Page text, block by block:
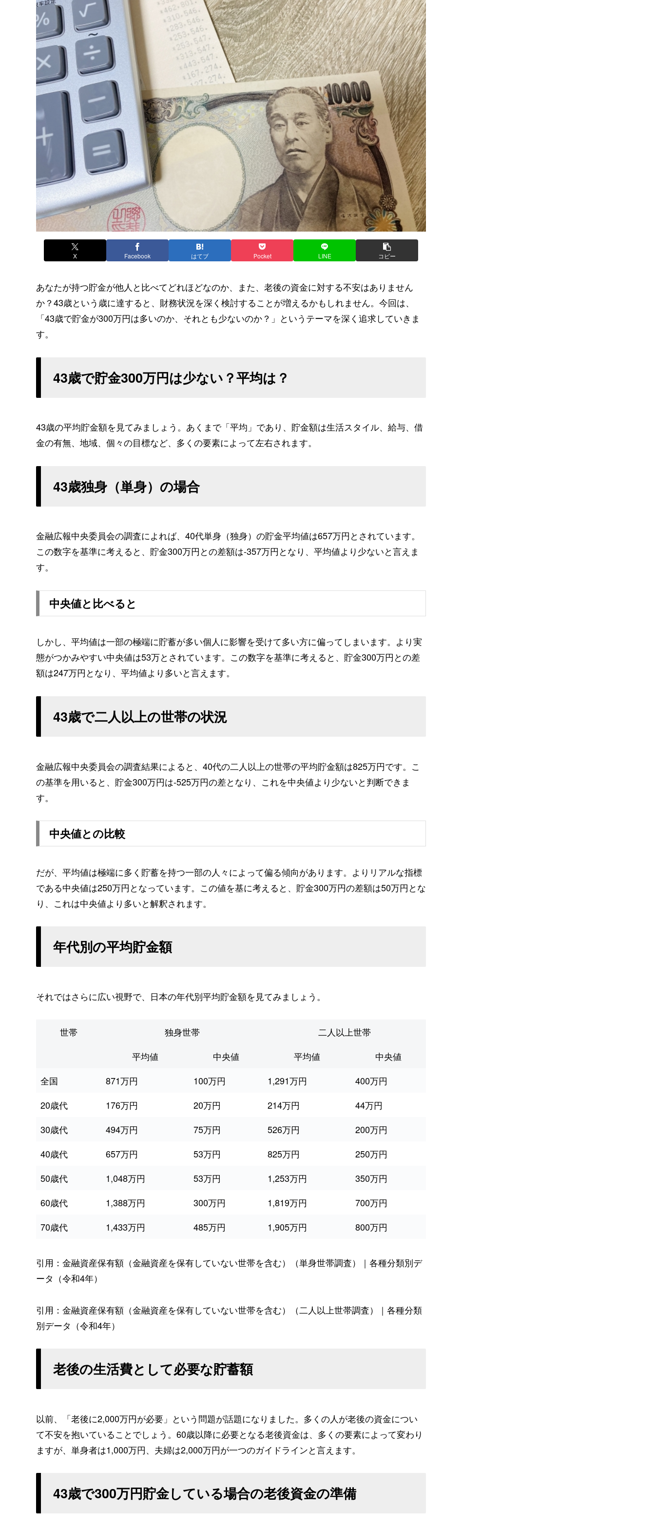
X Facebook はてブ Pocket LINE コピー
あなたが持つ貯金が他人と比べてどれほどなのか、また、老後の資金に対する不安はありません
か？43歳という歳に達すると、財務状況を深く検討することが増えるかもしれません。今回は、
「43歳で貯金が300万円は多いのか、それとも少ないのか？」というテーマを深く追求していきま
す。
43歳で貯金300万円は少ない？平均は？
43歳の平均貯金額を見てみましょう。あくまで「平均」であり、貯金額は生活スタイル、給与、借
金の有無、地域、個々の目標など、多くの要素によって左右されます。
43歳独身（単身）の場合
金融広報中央委員会の調査によれば、40代単身（独身）の貯金平均値は657万円とされています。
この数字を基準に考えると、貯金300万円との差額は-357万円となり、平均値より少ないと言えま
す。
中央値と比べると
しかし、平均値は一部の極端に貯蓄が多い個人に影響を受けて多い方に偏ってしまいます。より実
態がつかみやすい中央値は53万とされています。この数字を基準に考えると、貯金300万円との差
額は247万円となり、平均値より多いと言えます。
43歳で二人以上の世帯の状況
金融広報中央委員会の調査結果によると、40代の二人以上の世帯の平均貯金額は825万円です。こ
の基準を用いると、貯金300万円は-525万円の差となり、これを中央値より少ないと判断できま
す。
中央値との比較
だが、平均値は極端に多く貯蓄を持つ一部の人々によって偏る傾向があります。よりリアルな指標
である中央値は250万円となっています。この値を基に考えると、貯金300万円の差額は50万円とな
り、これは中央値より多いと解釈されます。
年代別の平均貯金額
それではさらに広い視野で、日本の年代別平均貯金額を見てみましょう。
世帯 独身世帯
二人以上世帯
平均値
中央値 平均値
中央値
全国
871万円 100万円 1,291万円
400万円
20歳代
176万円 20万円 214万円
44万円
30歳代
494万円 75万円 526万円
200万円
40歳代
657万円 53万円 825万円
250万円
50歳代
1,048万円 53万円 1,253万円
350万円
60歳代
1,388万円 300万円 1,819万円
700万円
70歳代
1,433万円 485万円 1,905万円 800万円
引用：金融資産保有額（金融資産を保有していない世帯を含む）（単身世帯調査）｜各種分類別デ
ータ（令和4年）
引用：金融資産保有額（金融資産を保有していない世帯を含む）（二人以上世帯調査）｜各種分類
別データ（令和4年）
老後の生活費として必要な貯蓄額
以前、「老後に2,000万円が必要」という問題が話題になりました。多くの人が老後の資金につい
て不安を抱いていることでしょう。60歳以降に必要となる老後資金は、多くの要素によって変わり
ますが、単身者は1,000万円、夫婦は2,000万円が一つのガイドラインと言えます。
43歳で300万円貯金している場合の老後資金の準備